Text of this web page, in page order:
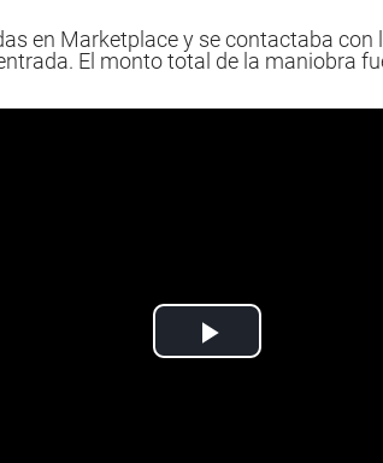
en Marketplace y se contactaba
El monto total de la maniobra
Play